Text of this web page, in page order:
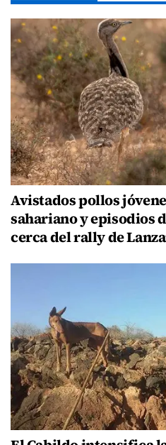
Avistados pollos
sahariano y episodios
cerca del rally de